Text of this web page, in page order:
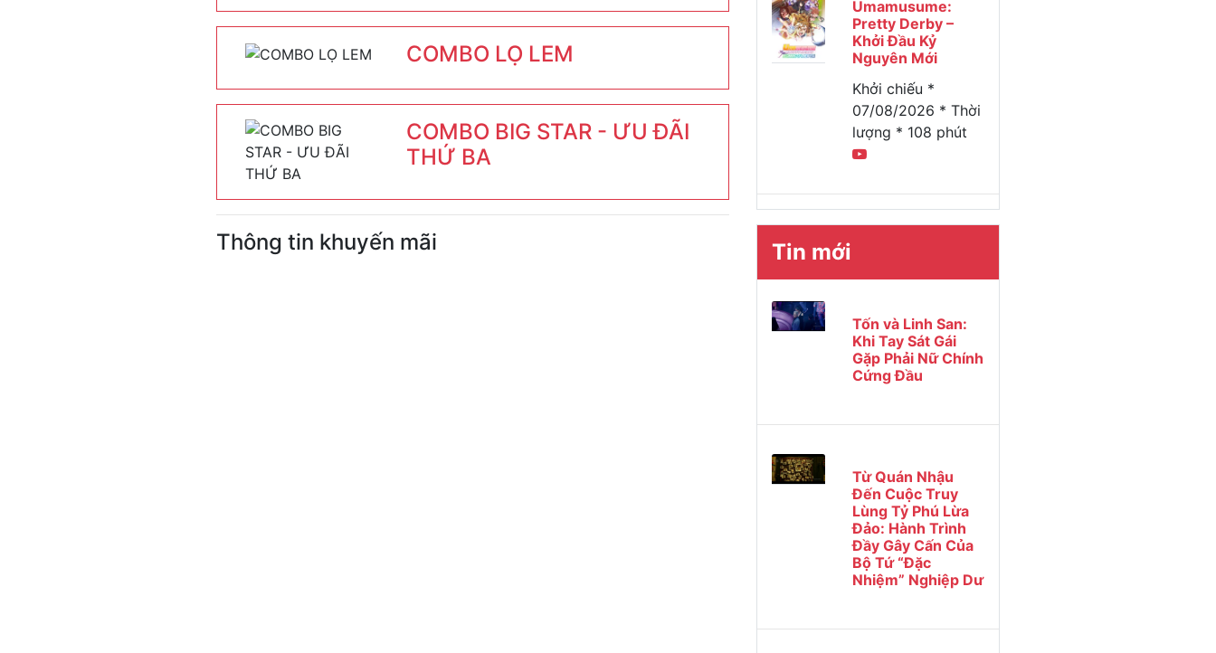
COMBO LỌ LEM
COMBO BIG STAR - ƯU ĐÃI
THỨ BA
Thông tin khuyến mãi
Umamusume:
Pretty Derby –
Khởi Đầu Kỷ
Nguyên Mới
Khởi chiếu *
07/08/2026 * Thời
lượng * 108 phút
Tin mới
Tốn và Linh San:
Khi Tay Sát Gái
Gặp Phải Nữ Chính
Cứng Đầu
Từ Quán Nhậu
Đến Cuộc Truy
Lùng Tỷ Phú Lừa
Đảo: Hành Trình
Đầy Gây Cấn Của
Bộ Tứ “Đặc
Nhiệm” Nghiệp Dư